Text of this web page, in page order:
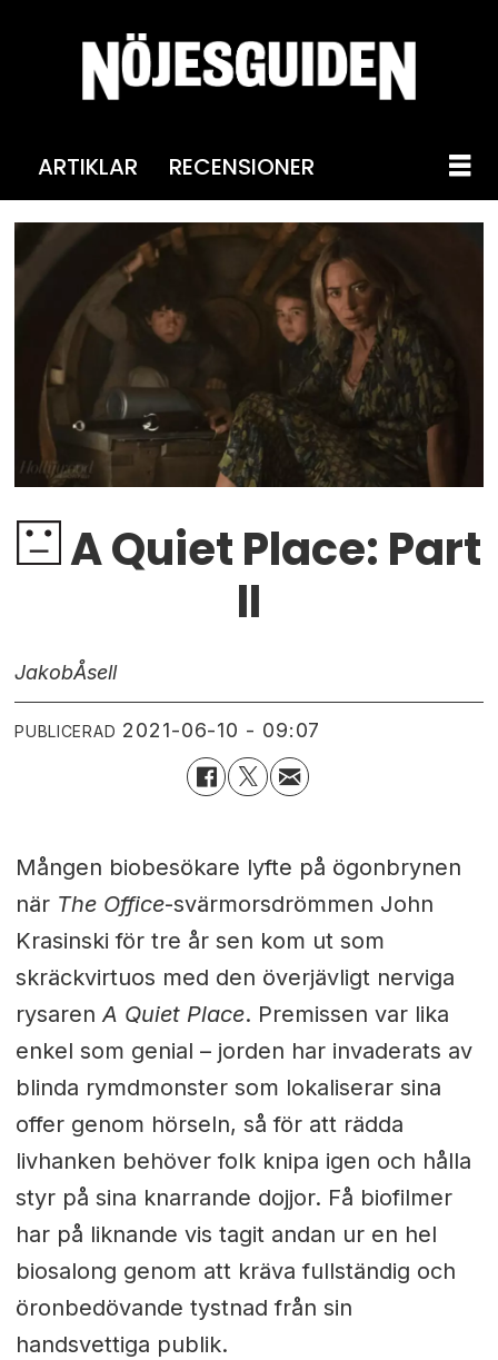
ARTIKLAR RECENSIONER
A Quiet Place: Part
II
JakobÅsell
PUBLICERAD 2021-06-10 - 09:07
Mången biobesökare lyfte på ögonbrynen
när The Office-svärmorsdrömmen John
Krasinski för tre år sen kom ut som
skräckvirtuos med den överjävligt nerviga
rysaren A Quiet Place. Premissen var lika
enkel som genial – jorden har invaderats av
blinda rymdmonster som lokaliserar sina
offer genom hörseln, så för att rädda
livhanken behöver folk knipa igen och hålla
styr på sina knarrande dojjor. Få biofilmer
har på liknande vis tagit andan ur en hel
biosalong genom att kräva fullständig och
öronbedövande tystnad från sin
handsvettiga publik.